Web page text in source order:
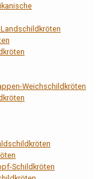
Weichschildkröten
Schildkröten